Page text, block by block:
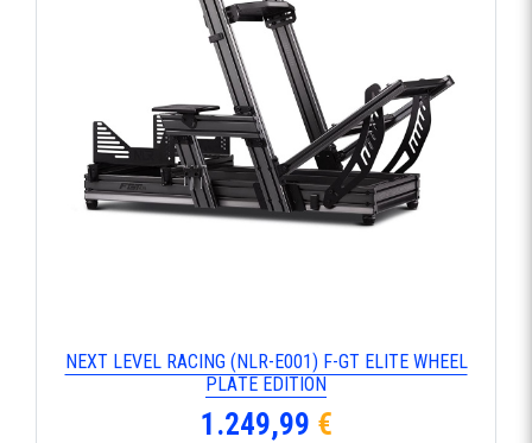
ΝΕΧΤ LΕVΕL RΑCΙΝG (ΝLR-Ε001) F-GΤ ΕLΙΤΕ WΗΕΕL
ΡLΑΤΕ ΕDΙΤΙΟΝ
1.249,99 €